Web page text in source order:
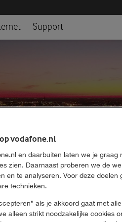
Support
Netwerk en
netwerkdekking thuis
dekkingskaart kan je
vodafone.nl
en daarbuiten laten we je
zien. Daarnaast proberen we de
en te analyseren. Voor deze
technieken.
als je akkoord gaat met
alleen strikt noodzakelijke cookies